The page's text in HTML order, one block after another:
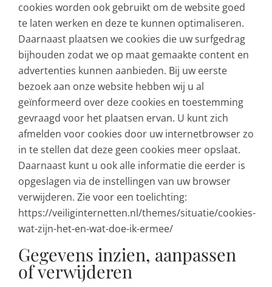
cookies worden ook gebruikt om de website goed
te laten werken en deze te kunnen optimaliseren.
Daarnaast plaatsen we cookies die uw surfgedrag
bijhouden zodat we op maat gemaakte content en
advertenties kunnen aanbieden. Bij uw eerste
bezoek aan onze website hebben wij u al
geïnformeerd over deze cookies en toestemming
gevraagd voor het plaatsen ervan. U kunt zich
afmelden voor cookies door uw internetbrowser zo
in te stellen dat deze geen cookies meer opslaat.
Daarnaast kunt u ook alle informatie die eerder is
opgeslagen via de instellingen van uw browser
verwijderen. Zie voor een toelichting:
https://veiliginternetten.nl/themes/situatie/cookies-
wat-zijn-het-en-wat-doe-ik-ermee/
Gegevens inzien, aanpassen
of verwijderen